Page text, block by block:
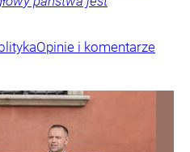
Opinie i komentarze